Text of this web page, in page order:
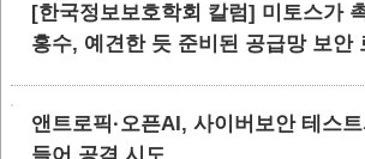
[한국정보보호학회 칼럼] 미토스가
홍수, 예견한 듯 준비된 공급망 보안
앤트로픽·오픈AI, 사이버보안 테스